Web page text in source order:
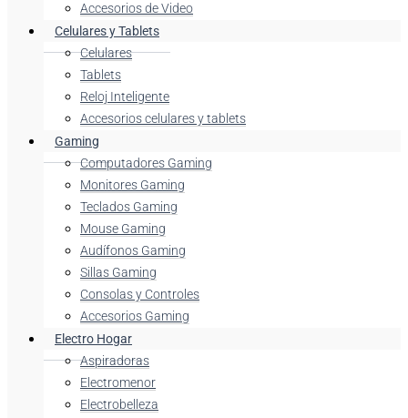
Accesorios de Video
Celulares y Tablets
Celulares
Tablets
Reloj Inteligente
Accesorios celulares y tablets
Gaming
Computadores Gaming
Monitores Gaming
Teclados Gaming
Mouse Gaming
Audífonos Gaming
Sillas Gaming
Consolas y Controles
Accesorios Gaming
Electro Hogar
Aspiradoras
Electromenor
Electrobelleza